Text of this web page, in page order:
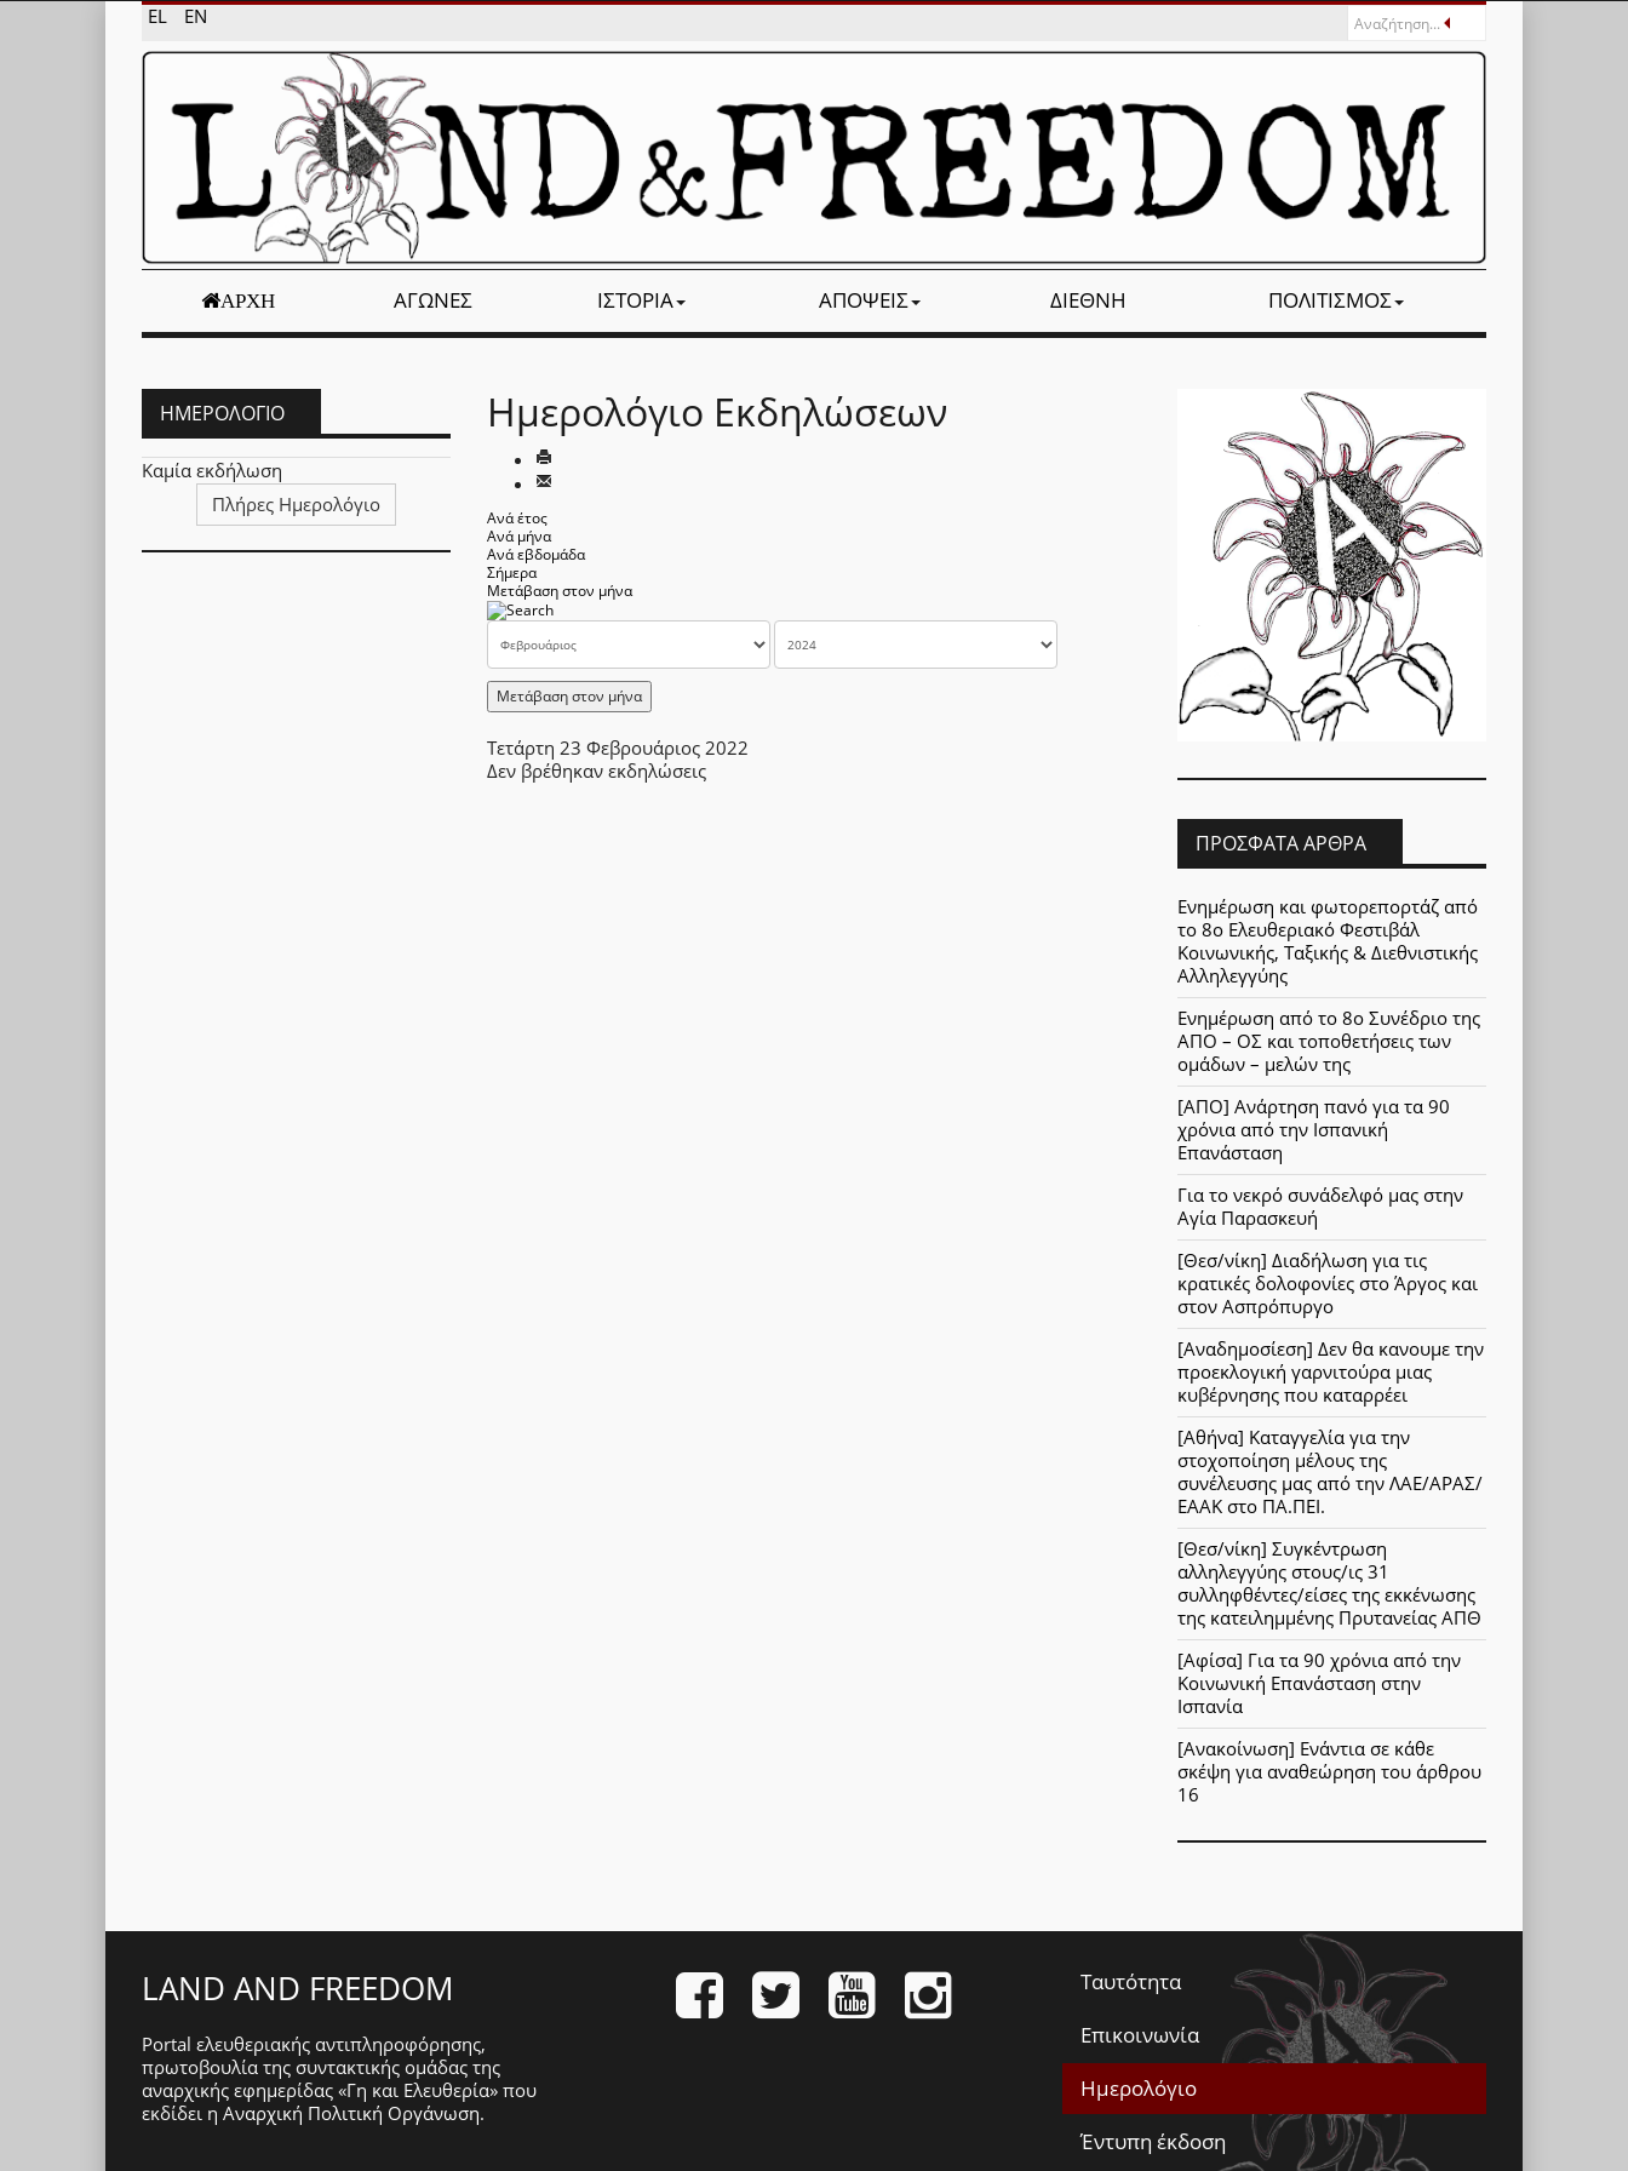
EL EN
ΑΡΧΉ ΑΓΏΝΕΣ ΙΣΤΟΡΊΑ ΑΠΌΨΕΙΣ ΔΙΕΘΝΉ ΠΟΛΙΤΙΣΜΌΣ
Ημερολόγιο Εκδηλώσεων
Ανά έτος
Ανά μήνα
Ανά εβδομάδα
Σήμερα
Μετάβαση στον μήνα
Μετάβαση στον μήνα
Τετάρτη 23 Φεβρουάριος 2022
Δεν βρέθηκαν εκδηλώσεις
ΗΜΕΡΟΛΌΓΙΟ
Καμία εκδήλωση
Πλήρες Ημερολόγιο
ΠΡΌΣΦΑΤΑ ΆΡΘΡΑ
Ενημέρωση και φωτορεπορτάζ από
το 8ο Ελευθεριακό Φεστιβάλ
Κοινωνικής, Ταξικής & Διεθνιστικής
Αλληλεγγύης
Ενημέρωση από το 8ο Συνέδριο της
ΑΠΟ – ΟΣ και τοποθετήσεις των
ομάδων – μελών της
[ΑΠΟ] Ανάρτηση πανό για τα 90
χρόνια από την Ισπανική
Επανάσταση
Για το νεκρό συνάδελφό μας στην
Αγία Παρασκευή
[Θεσ/νίκη] Διαδήλωση για τις
κρατικές δολοφονίες στο Άργος και
στον Ασπρόπυργο
[Αναδημοσίεση] Δεν θα κανουμε την
προεκλογική γαρνιτούρα μιας
κυβέρνησης που καταρρέει
[Αθήνα] Καταγγελία για την
στοχοποίηση μέλους της
συνέλευσης μας από την ΛΑΕ/ΑΡΑΣ/
ΕΑΑΚ στο ΠΑ.ΠΕΙ.
[Θεσ/νίκη] Συγκέντρωση
αλληλεγγύης στους/ις 31
συλληφθέντες/είσες της εκκένωσης
της κατειλημμένης Πρυτανείας ΑΠΘ
[Αφίσα] Για τα 90 χρόνια από την
Κοινωνική Επανάσταση στην
Ισπανία
[Ανακοίνωση] Ενάντια σε κάθε
σκέψη για αναθεώρηση του άρθρου
16
LAND AND FREEDOM
Portal ελευθεριακής αντιπληροφόρησης,
πρωτοβουλία της συντακτικής ομάδας της
αναρχικής εφημερίδας «Γη και Ελευθερία» που
εκδίδει η Αναρχική Πολιτική Οργάνωση.
Ταυτότητα
Επικοινωνία
Ημερολόγιο
Έντυπη έκδοση